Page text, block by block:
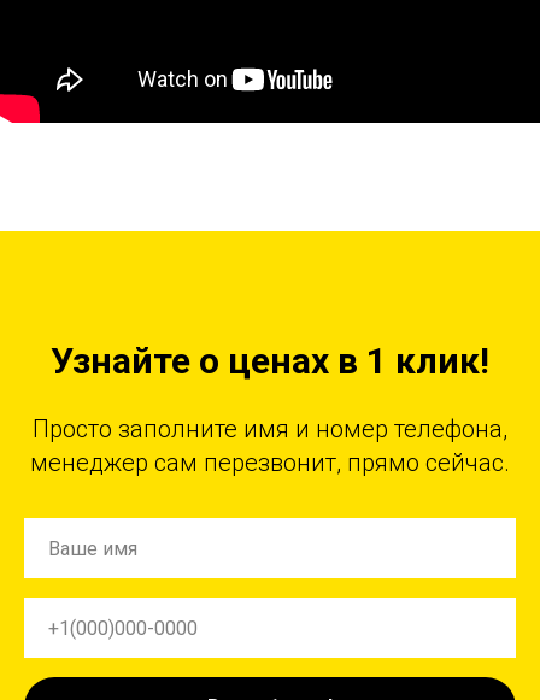
Узнайте о ценах в 1 клик!
Просто заполните имя и номер телефона,
менеджер сам перезвонит, прямо сейчас.